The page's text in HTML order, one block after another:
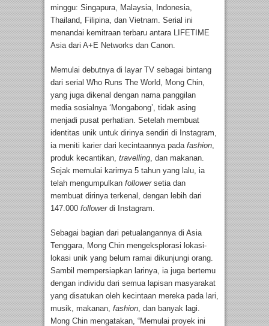
minggu: Singapura, Malaysia, Indonesia,
Thailand, Filipina, dan Vietnam. Serial ini
menandai kemitraan terbaru antara LIFETIME
Asia dari A+E Networks dan Canon.
Memulai debutnya di layar TV sebagai bintang
dari serial Who Runs The World, Mong Chin,
yang juga dikenal dengan nama panggilan
media sosialnya ‘Mongabong’, tidak asing
menjadi pusat perhatian. Setelah membuat
identitas unik untuk dirinya sendiri di Instagram,
ia meniti karier dari kecintaannya pada fashion
produk kecantikan, travelling , dan makanan.
Sejak memulai karirnya 5 tahun yang lalu, ia
telah mengumpulkan followersetia dan
membuat dirinya terkenal, dengan lebih dari
147.000 followerdi Instagram.
Sebagai bagian dari petualangannya di Asia
Tenggara, Mong Chin mengeksplorasi lokasi-
lokasi unik yang belum ramai dikunjungi orang.
Sambil mempersiapkan larinya, ia juga bertemu
dengan individu dari semua lapisan masyarakat
yang disatukan oleh kecintaan mereka pada lari,
musik, makanan, fashion , dan banyak lagi.
Mong Chin mengatakan, “Memulai proyek ini